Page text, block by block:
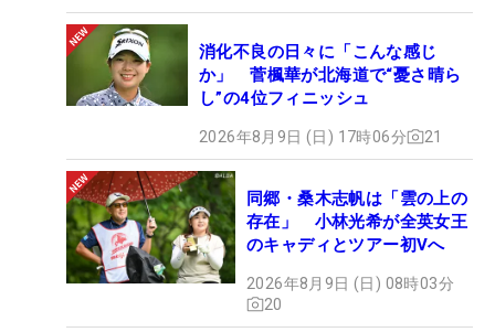
消化不良の日々に「こんな感じ
か」 菅楓華が北海道で“憂さ晴ら
し”の4位フィニッシュ
2026年8月9日 (日) 17時06分 21
同郷・桑木志帆は「雲の上の
存在」 小林光希が全英女王
のキャディとツアー初Vへ
2026年8月9日 (日) 08時03分
20